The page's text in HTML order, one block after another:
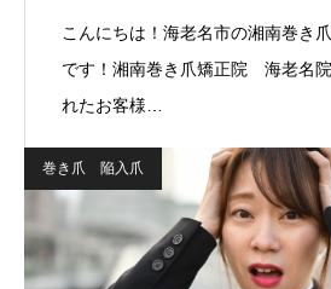
こんにちは！海老名市の湘南巻き
です！湘南巻き爪矯正院 海老名
れたお客様…
巻き爪 陥入爪